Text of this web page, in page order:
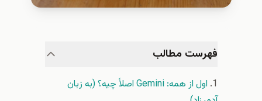
فهرست مطالب
اول از همه: Gemini اصلاً چیه؟ (به زبان